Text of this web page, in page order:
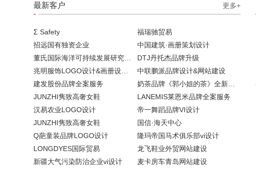
最新客户 更多+
Σ Safety
福瑞驰贸易
招远国有独资企业
中国建筑·画册策划设计
DTJ丹托杰品牌升级
中联鹏派品牌设计&网站建设
建发股份品牌全案服务
奶茶品牌《郭小姐的茶》全新视觉｜每天一杯好茶
JUNZHI隽致高奢女鞋
LANEMIS莱恩米品牌全案服务
汉易农业LOGO设计
帝一舞蹈品牌VI设计
JUNZHI隽致高奢女鞋
国信·海天中心
Q葩童装品牌LOGO设计
隆玛帝国马术俱乐部vi设计
LONGDYES国际贸易
龙飞鞋业外贸网站建设
新疆大气污染防治企业vi设计
麦卡房车青岛网站建设